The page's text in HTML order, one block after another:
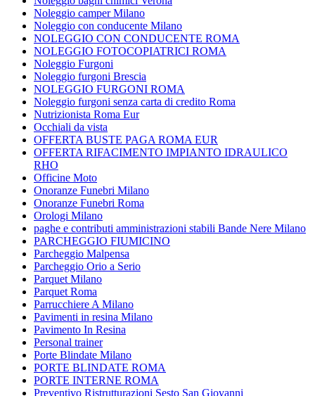
Noleggio camper Milano
Noleggio con conducente Milano
NOLEGGIO CON CONDUCENTE ROMA
NOLEGGIO FOTOCOPIATRICI ROMA
Noleggio Furgoni
Noleggio furgoni Brescia
NOLEGGIO FURGONI ROMA
Noleggio furgoni senza carta di credito Roma
Nutrizionista Roma Eur
Occhiali da vista
OFFERTA BUSTE PAGA ROMA EUR
OFFERTA RIFACIMENTO IMPIANTO IDRAULICO
RHO
Officine Moto
Onoranze Funebri Milano
Onoranze Funebri Roma
Orologi Milano
paghe e contributi amministrazioni stabili Bande Nere Milano
PARCHEGGIO FIUMICINO
Parcheggio Malpensa
Parcheggio Orio a Serio
Parquet Milano
Parquet Roma
Parrucchiere A Milano
Pavimenti in resina Milano
Pavimento In Resina
Personal trainer
Porte Blindate Milano
PORTE BLINDATE ROMA
PORTE INTERNE ROMA
Preventivo Ristrutturazioni Sesto San Giovanni